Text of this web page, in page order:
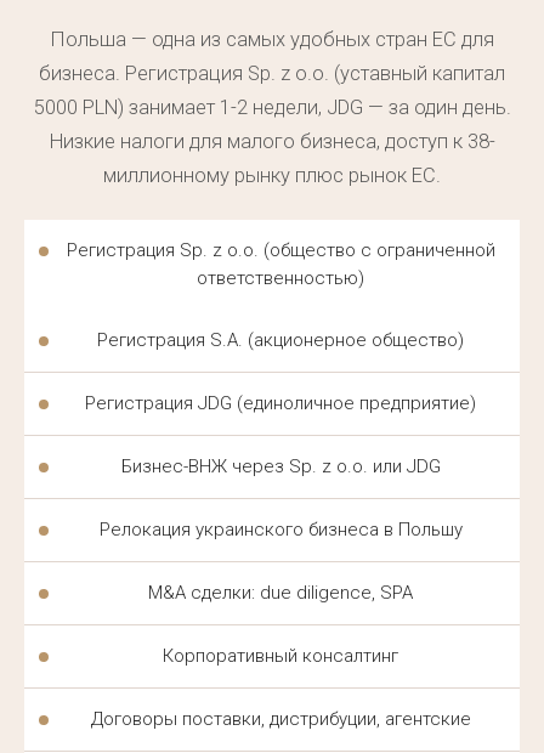
чтобы быть в курсе последних изменений в
законодательстве. Такой подход гарантирует
высокое качество работы на каждом этапе.
Каждое дело ведётся индивидуально, а сроки
любом этапе процесса.
Клиенты ценят прозрачность условий
Все этапы работы согласовываются заранее, а
стоимость фиксируется в договоре до начала
работы над делом.
ЮРИДИЧЕСКОЕ
СОПРОВОЖДЕНИЕ В ПОЛЬШЕ
ДЛЯ УКРАИНЦЕВ — КАК
СТРОИТСЯ РАБОТА
Юридическое сопровождение в Польше для
Польша — одна из самых удобных стран ЕС для
бизнеса. Регистрация Sp. z o.o. (уставный капитал
5000 PLN) занимает 1-2 недели, JDG — за один день.
Низкие налоги для малого бизнеса, доступ к 38-
миллионному рынку плюс рынок ЕС.
Регистрация Sp. z o.o. (общество с ограниченной
ответственностью)
Регистрация S.A. (акционерное общество)
Регистрация JDG (единоличное предприятие)
Бизнес-ВНЖ через Sp. z o.o. или JDG
Релокация украинского бизнеса в Польшу
M&A сделки: due diligence, SPA
Корпоративный консалтинг
Договоры поставки, дистрибуции, агентские